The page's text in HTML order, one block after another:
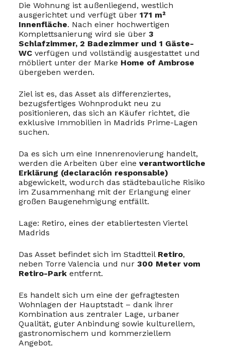
Die Wohnung ist außenliegend, westlich
ausgerichtet und verfügt über 171 m²
Innenfläche. Nach einer hochwertigen
Komplettsanierung wird sie über 3
Schlafzimmer, 2 Badezimmer und 1 Gäste-
WCverfügen und vollständig ausgestattet und
möbliert unter der Marke Home of Ambrose
übergeben werden.
Ziel ist es, das Asset als differenziertes,
bezugsfertiges Wohnprodukt neu zu
positionieren, das sich an Käufer richtet, die
exklusive Immobilien in Madrids Prime-Lagen
suchen.
Da es sich um eine Innenrenovierung handelt,
werden die Arbeiten über eine verantwortliche
Erklärung (declaración responsable)
abgewickelt, wodurch das städtebauliche Risiko
im Zusammenhang mit der Erlangung einer
großen Baugenehmigung entfällt.
Lage: Retiro, eines der etabliertesten Viertel
Madrids
Das Asset befindet sich im Stadtteil Retiro,
neben Torre Valencia und nur 300 Meter vom
Retiro-Parkentfernt.
Es handelt sich um eine der gefragtesten
Wohnlagen der Hauptstadt – dank ihrer
Kombination aus zentraler Lage, urbaner
Qualität, guter Anbindung sowie kulturellem,
gastronomischem und kommerziellem
Angebot.